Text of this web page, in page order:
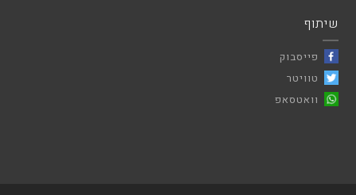
שיתוף
פייסבוק
טוויטר
וואטסאפ